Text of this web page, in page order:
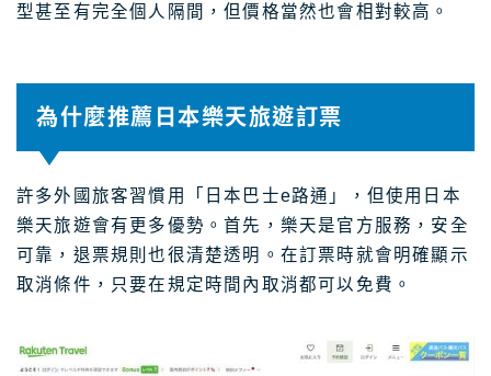
型甚至有完全個人隔間，但價格當然也會相對較高。
為什麼推薦日本樂天旅遊訂票
許多外國旅客習慣用「日本巴士e路通」，但使用日本
樂天旅遊會有更多優勢。首先，樂天是官方服務，安全
可靠，退票規則也很清楚透明。在訂票時就會明確顯示
取消條件，只要在規定時間內取消都可以免費。